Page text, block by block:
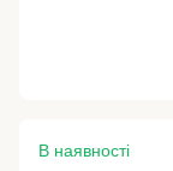
В наявності